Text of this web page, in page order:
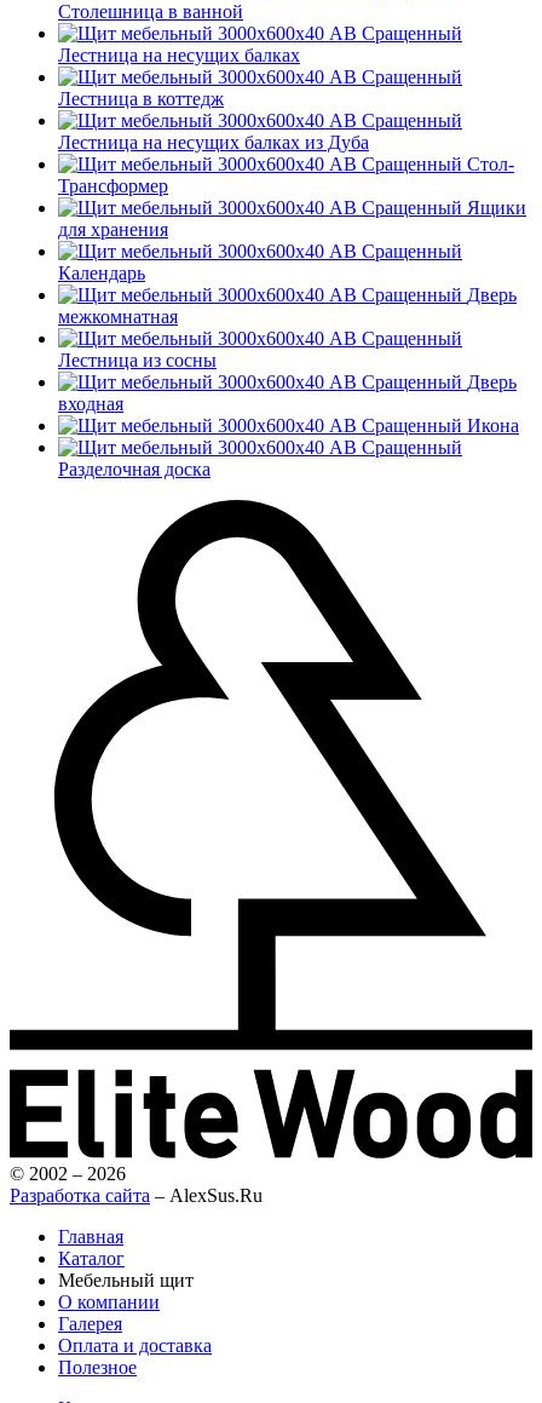
Столешница в ванной
Лестница на несущих балках
Лестница в коттедж
Лестница на несущих балках из Дуба
Стол-
Трансформер
Ящики
для хранения
Календарь
Дверь
межкомнатная
Лестница из сосны
Дверь
входная
Икона
Разделочная доска
© 2002 – 2026
Разработка сайта – AlexSus.Ru
Главная
Каталог
Мебельный щит
О компании
Галерея
Оплата и доставка
Полезное